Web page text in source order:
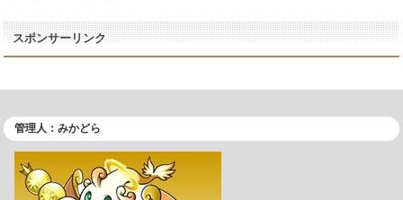
スポンサーリンク
管理人：みかどら